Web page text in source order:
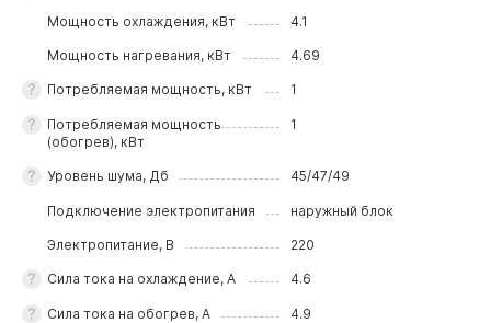
Мощность охлаждения, кВт 4.1
Мощность нагревания, кВт 4.69
Потребляемая мощность, кВт 1
Потребляемая мощность
(обогрев), кВт
1
Уровень шума, Дб 45/47/49
Подключение электропитания наружный блок
Электропитание, В 220
Сила тока на охлаждение, А 4.6
Сила тока на обогрев, А 4.9